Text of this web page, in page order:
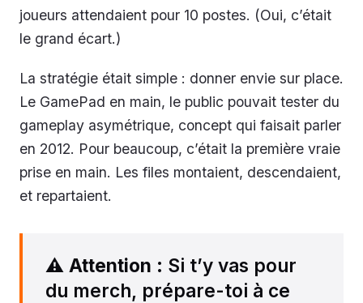
joueurs attendaient pour 10 postes. (Oui, c’était
le grand écart.)
La stratégie était simple : donner envie sur place.
Le GamePad en main, le public pouvait tester du
gameplay asymétrique, concept qui faisait parler
en 2012. Pour beaucoup, c’était la première vraie
prise en main. Les files montaient, descendaient,
et repartaient.
⚠️ Attention : Si t’y vas pour
du merch, prépare-toi à ce